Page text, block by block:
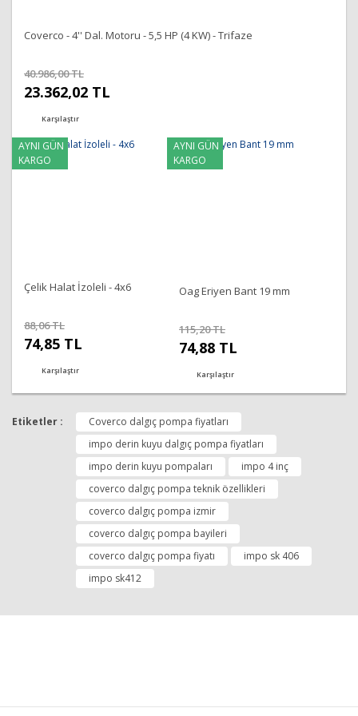
Coverco - 4'' Dal. Motoru - 5,5 HP (4 KW) - Trifaze
40.986,00 TL
23.362,02 TL
Karşılaştır
AYNI GÜN
KARGO
Çelik Halat İzoleli - 4x6
88,06 TL
74,85 TL
Karşılaştır
AYNI GÜN
KARGO
Oag Eriyen Bant 19 mm
115,20 TL
74,88 TL
Karşılaştır
Etiketler :
Coverco dalgıç pompa fiyatları
impo derin kuyu dalgıç pompa fiyatları
impo derin kuyu pompaları
impo 4 inç
coverco dalgıç pompa teknik özellikleri
coverco dalgıç pompa izmir
coverco dalgıç pompa bayileri
coverco dalgıç pompa fiyatı
impo sk 406
impo sk412